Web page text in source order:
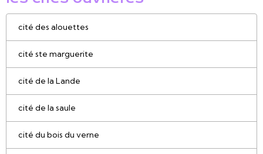
cité des alouettes
cité ste marguerite
cité de la Lande
cité de la saule
cité du bois du verne